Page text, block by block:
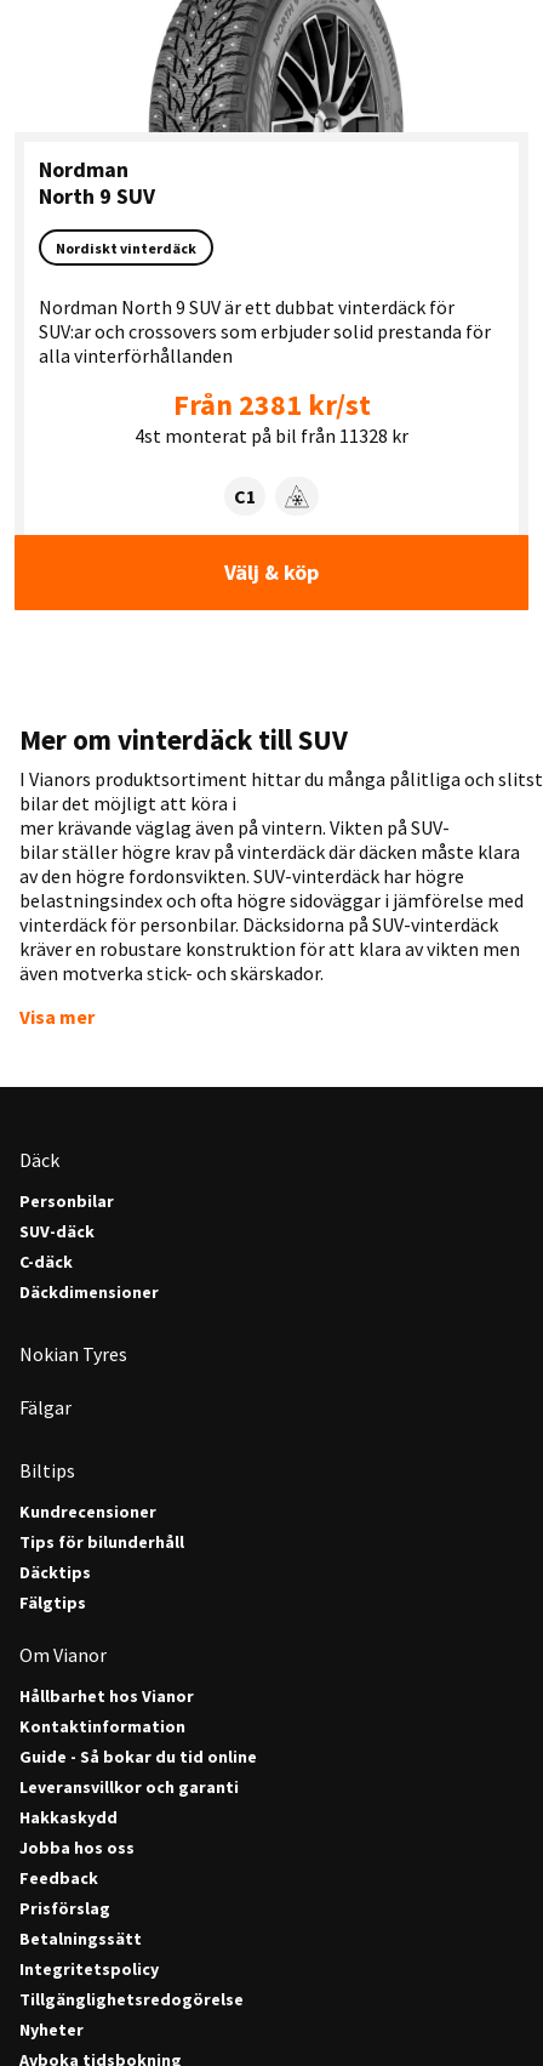
Nordman
North 9 SUV
Nordiskt vinterdäck
Nordman North 9 SUV är ett dubbat vinterdäck för
SUV:ar och crossovers som erbjuder solid prestanda för
alla vinterförhållanden
Från 2381 kr/st
4st monterat på bil från 11328 kr
Tyre class:
C1 Snögrepp
Välj & köp
Mer om vinterdäck till SUV
I Vianors produktsortiment hittardu många pålitliga och
bilardet möjligtatt köra i
mer krävande väglag även på vintern. Vikten på SUV-
bilarställer högre krav på vinterdäck där däcken måste klara
av den högre fordonsvikten. SUV-vinterdäck har högre
belastningsindex och ofta högre sidoväggar i jämförelse med
vinterdäck för personbilar. Däcksidorna på SUV-vinterdäck
kräver en robustare konstruktion för att klara av vikten men
även motverka stick- och skärskador.
Visa mer
Däck
Personbilar
SUV-däck
C-däck
Däckdimensioner
Nokian Tyres
Fälgar
Biltips
Kundrecensioner
Tips för bilunderhåll
Däcktips
Fälgtips
Om Vianor
Hållbarhet hos Vianor
Kontaktinformation
Guide - Så bokar du tid online
Leveransvillkor och garanti
Hakkaskydd
Jobba hos oss
Feedback
Prisförslag
Betalningssätt
Integritetspolicy
Tillgänglighetsredogörelse
Nyheter
Avboka tidsbokning